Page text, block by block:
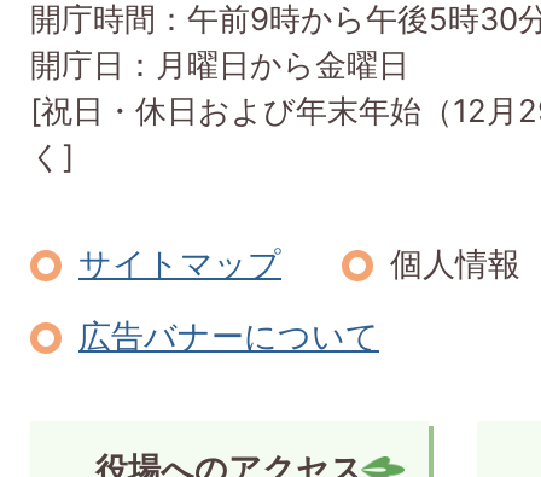
開庁時間：午前9時から午後5時30
開庁日：月曜日から金曜日
[祝日・休日および年末年始（12月
く]
サイトマップ
個人情報
広告バナーについて